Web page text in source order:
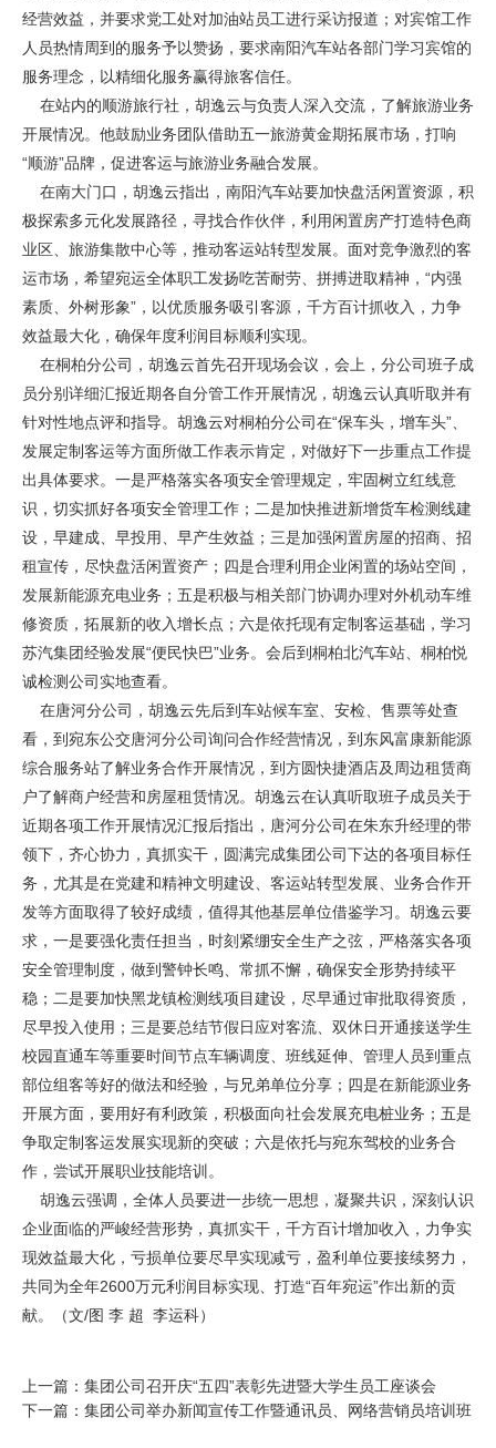
经营效益，并要求党工处对加油站员工进行采访报道；对宾馆工作
人员热情周到的服务予以赞扬，要求南阳汽车站各部门学习宾馆的
服务理念，以精细化服务赢得旅客信任。
在站内的顺游旅行社，胡逸云与负责人深入交流，了解旅游业务
开展情况。他鼓励业务团队借助五一旅游黄金期拓展市场，打响
“顺游”品牌，促进客运与旅游业务融合发展。
在南大门口，胡逸云指出，南阳汽车站要加快盘活闲置资源，积
极探索多元化发展路径，寻找合作伙伴，利用闲置房产打造特色商
业区、旅游集散中心等，推动客运站转型发展。面对竞争激烈的客
运市场，希望宛运全体职工发扬吃苦耐劳、拼搏进取精神，“内强
素质、外树形象”，以优质服务吸引客源，千方百计抓收入，力争
效益最大化，确保年度利润目标顺利实现。
在桐柏分公司，胡逸云首先召开现场会议，会上，分公司班子成
员分别详细汇报近期各自分管工作开展情况，胡逸云认真听取并有
针对性地点评和指导。胡逸云对桐柏分公司在“保车头，增车头”、
发展定制客运等方面所做工作表示肯定，对做好下一步重点工作提
出具体要求。一是严格落实各项安全管理规定，牢固树立红线意
识，切实抓好各项安全管理工作；二是加快推进新增货车检测线建
设，早建成、早投用、早产生效益；三是加强闲置房屋的招商、招
租宣传，尽快盘活闲置资产；四是合理利用企业闲置的场站空间，
发展新能源充电业务；五是积极与相关部门协调办理对外机动车维
修资质，拓展新的收入增长点；六是依托现有定制客运基础，学习
苏汽集团经验发展“便民快巴”业务。会后到桐柏北汽车站、桐柏悦
诚检测公司实地查看。
在唐河分公司，胡逸云先后到车站候车室、安检、售票等处查
看，到宛东公交唐河分公司询问合作经营情况，到东风富康新能源
综合服务站了解业务合作开展情况，到方圆快捷酒店及周边租赁商
户了解商户经营和房屋租赁情况。胡逸云在认真听取班子成员关于
近期各项工作开展情况汇报后指出，唐河分公司在朱东升经理的带
领下，齐心协力，真抓实干，圆满完成集团公司下达的各项目标任
务，尤其是在党建和精神文明建设、客运站转型发展、业务合作开
发等方面取得了较好成绩，值得其他基层单位借鉴学习。胡逸云要
求，一是要强化责任担当，时刻紧绷安全生产之弦，严格落实各项
安全管理制度，做到警钟长鸣、常抓不懈，确保安全形势持续平
稳；二是要加快黑龙镇检测线项目建设，尽早通过审批取得资质，
尽早投入使用；三是要总结节假日应对客流、双休日开通接送学生
校园直通车等重要时间节点车辆调度、班线延伸、管理人员到重点
部位组客等好的做法和经验，与兄弟单位分享；四是在新能源业务
开展方面，要用好有利政策，积极面向社会发展充电桩业务；五是
争取定制客运发展实现新的突破；六是依托与宛东驾校的业务合
作，尝试开展职业技能培训。
胡逸云强调，全体人员要进一步统一思想，凝聚共识，深刻认识
企业面临的严峻经营形势，真抓实干，千方百计增加收入，力争实
现效益最大化，亏损单位要尽早实现减亏，盈利单位要接续努力，
共同为全年2600万元利润目标实现、打造“百年宛运”作出新的贡
献。（文/图 李 超 李运科）
上一篇：集团公司召开庆“五四”表彰先进暨大学生员工座谈会
下一篇：集团公司举办新闻宣传工作暨通讯员、网络营销员培训班